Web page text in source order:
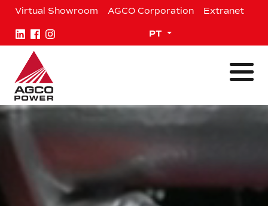
conteúdo
Virtual Showroom AGCO Corporation Extranet
PT Expand child menu